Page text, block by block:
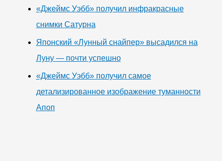
«Джеймс Уэбб» получил инфракрасные
снимки Сатурна
Японский «Лунный снайпер» высадился на
Луну — почти успешно
«Джеймс Уэбб» получил самое
детализированное изображение туманности
Апоп